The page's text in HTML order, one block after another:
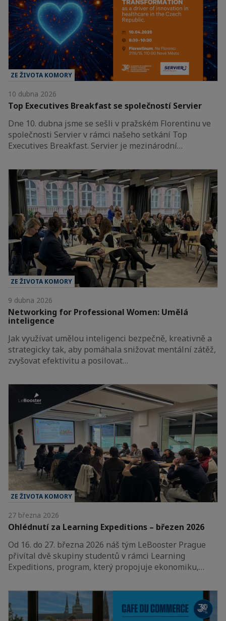
ZE ŽIVOTA KOMORY
10 dubna 2026
Top Executives Breakfast se společností Servier
Dne 10. dubna jsme se sešli v pražském Florentinu ve
společnosti Servier v rámci našeho setkání Top
Executives Breakfast. Servier je mezinárodní…
ZE ŽIVOTA KOMORY
9 dubna 2026
Networking for Professional Women: Umělá
inteligence
Jak využívat umělou inteligenci bezpečně, kreativně a
strategicky tak, aby pomáhala snižovat mentální zátěž,
zvyšovat efektivitu a posilovat…
ZE ŽIVOTA KOMORY
27 března 2026
Ohlédnutí za Learning Expeditions – březen 2026
Od 16. do 27. března 2026 náš tým LeBooster Prague
přivítal dvě skupiny studentů v rámci Learning
Expeditions, program, který propojuje ekonomiku,…